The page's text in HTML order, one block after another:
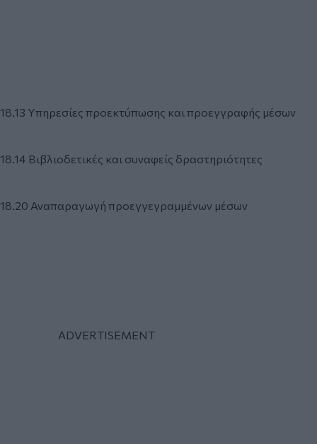
18.13 Υπηρεσίες προεκτύπωσης και προεγγραφής μέσων
18.14 Βιβλιοδετικές και συναφείς δραστηριότητες
18.20 Αναπαραγωγή προεγγεγραμμένων μέσων